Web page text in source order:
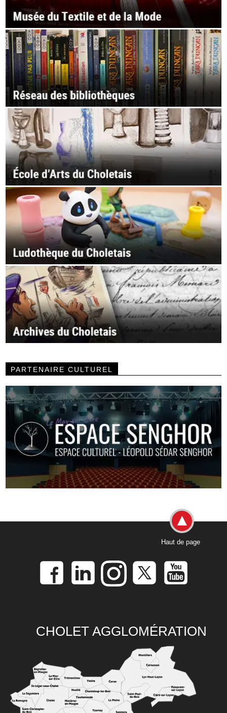
PARTENAIRE CULTUREL
Haut de page
CHOLET AGGLOMÉRATION